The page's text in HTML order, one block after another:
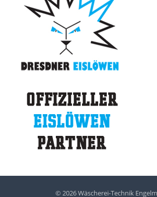
© 2026 Wäscherei-Technik